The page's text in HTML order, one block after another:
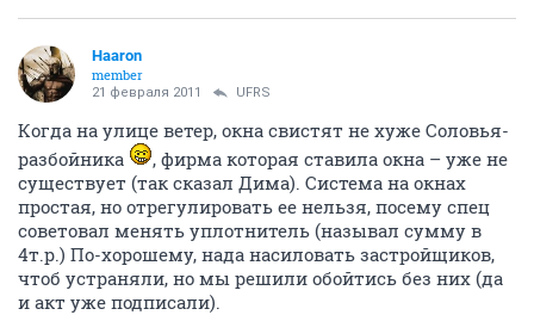
Haaron
member
21 февраля 2011 UFRS
Когда на улице ветер, окна свистят не хуже Соловья-
разбойника
, фирма которая ставила окна – уже не
существует (так сказал Дима). Система на окнах
простая, но отрегулировать ее нельзя, посему спец
советовал менять уплотнитель (называл сумму в
4т.р.) По-хорошему, нада насиловать застройщиков,
чтоб устраняли, но мы решили обойтись без них (да
и акт уже подписали).